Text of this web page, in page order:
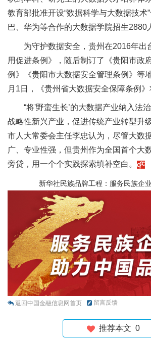
教育部批准开设“数据科学与大数据技术
巴、华为等合作的大数据学院招生2880
为守护数据安全，贵州在2016年出
用促进条例》，随后制订了《贵阳市政
例》《贵阳市大数据安全管理条例》等
月1日，《贵州省大数据安全保障条例》
“将'野蛮生长’的大数据产业纳入法
战略性新兴产业，促进传统产业转型升
市人大常委会主任李忠认为，尽管大数
广、专业性强，但贵州作为全国首个大
旁贷，用一个个实践探索填补空白。
新华社民族品牌工程：服务民族企
返回中国金融信息网首页 留言反馈
推荐本文 0